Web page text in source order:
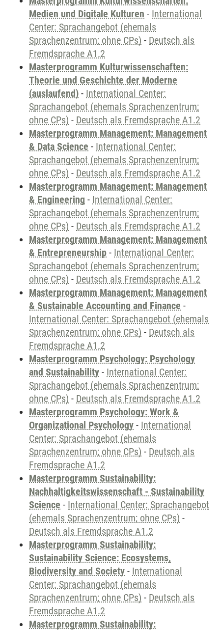
Medien und Digitale Kulturen - International
Center: Sprachangebot (ehemals
Sprachenzentrum; ohne CPs) - Deutsch als
Fremdsprache A1.2
Masterprogramm Kulturwissenschaften:
Theorie und Geschichte der Moderne
(auslaufend) - International Center:
Sprachangebot (ehemals Sprachenzentrum;
ohne CPs) - Deutsch als Fremdsprache A1.2
Masterprogramm Management: Management
& Data Science - International Center:
Sprachangebot (ehemals Sprachenzentrum;
ohne CPs) - Deutsch als Fremdsprache A1.2
Masterprogramm Management: Management
& Engineering - International Center:
Sprachangebot (ehemals Sprachenzentrum;
ohne CPs) - Deutsch als Fremdsprache A1.2
Masterprogramm Management: Management
& Entrepreneurship - International Center:
Sprachangebot (ehemals Sprachenzentrum;
ohne CPs) - Deutsch als Fremdsprache A1.2
Masterprogramm Management: Management
& Sustainable Accounting and Finance -
International Center: Sprachangebot (ehemals
Sprachenzentrum; ohne CPs) - Deutsch als
Fremdsprache A1.2
Masterprogramm Psychology: Psychology
and Sustainability - International Center:
Sprachangebot (ehemals Sprachenzentrum;
ohne CPs) - Deutsch als Fremdsprache A1.2
Masterprogramm Psychology: Work &
Organizational Psychology - International
Center: Sprachangebot (ehemals
Sprachenzentrum; ohne CPs) - Deutsch als
Fremdsprache A1.2
Masterprogramm Sustainability:
Nachhaltigkeitswissenschaft - Sustainability
Science - International Center: Sprachangebot
(ehemals Sprachenzentrum; ohne CPs) -
Deutsch als Fremdsprache A1.2
Masterprogramm Sustainability:
Sustainability Science: Ecosystems,
Biodiversity and Society - International
Center: Sprachangebot (ehemals
Sprachenzentrum; ohne CPs) - Deutsch als
Fremdsprache A1.2
Masterprogramm Sustainability: